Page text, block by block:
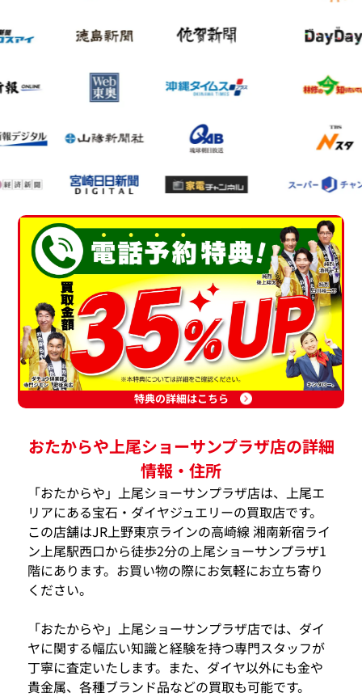
特典の詳細はこちら
おたからや上尾ショーサンプラザ店の詳細
情報・住所
「おたからや」上尾ショーサンプラザ店は、上尾エ
リアにある宝石・ダイヤジュエリーの買取店です。
この店舗はJR上野東京ラインの高崎線 湘南新宿ライ
ン上尾駅西口から徒歩2分の上尾ショーサンプラザ1
階にあります。お買い物の際にお気軽にお立ち寄り
ください。
「おたからや」上尾ショーサンプラザ店では、ダイ
ヤに関する幅広い知識と経験を持つ専門スタッフが
丁寧に査定いたします。また、ダイヤ以外にも金や
貴金属、各種ブランド品などの買取も可能です。